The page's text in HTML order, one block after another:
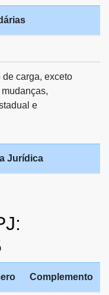
carga, exceto
e
Jurídica
Complemento